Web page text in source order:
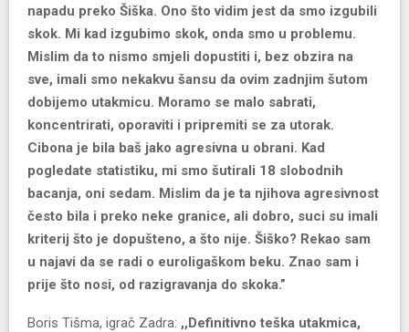
napadu preko Šiška. Ono što vidim jest da smo izgubili
skok. Mi kad izgubimo skok, onda smo u problemu.
Mislim da to nismo smjeli dopustiti i, bez obzira na
sve, imali smo nekakvu šansu da ovim zadnjim šutom
dobijemo utakmicu. Moramo se malo sabrati,
koncentrirati, oporaviti i pripremiti se za utorak.
Cibona je bila baš jako agresivna u obrani. Kad
pogledate statistiku, mi smo šutirali 18 slobodnih
bacanja, oni sedam. Mislim da je ta njihova agresivnost
često bila i preko neke granice, ali dobro, suci su imali
kriterij što je dopušteno, a što nije. Šiško? Rekao sam
u najavi da se radi o euroligaškom beku. Znao sam i
prije što nosi, od razigravanja do skoka.”
Boris Tišma, igrač Zadra: ,,Definitivno teška utakmica,